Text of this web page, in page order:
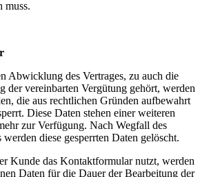
muss.
Abwicklung des Vertrages, zu auch die
der vereinbarten Vergütung gehört, werden
die aus rechtlichen Gründen aufbewahrt
Diese Daten stehen einer weiteren
zur Verfügung. Nach Wegfall des
diese gesperrten Daten gelöscht.
Kunde das Kontaktformular nutzt, werden
Daten für die Dauer der Bearbeitung der